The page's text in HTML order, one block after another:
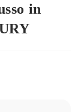
in